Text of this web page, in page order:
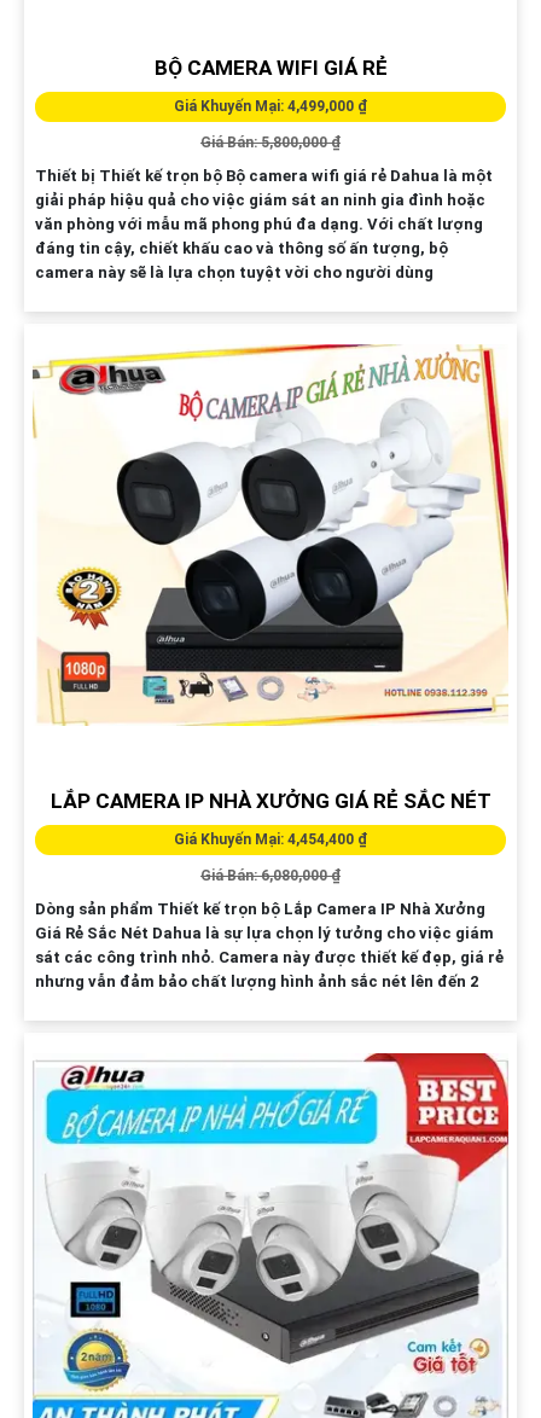
BỘ CAMERA WIFI GIÁ RẺ
Giá Khuyến Mại: 4,499,000 ₫
Giá Bán: 5,800,000 ₫
Thiết bị Thiết kế trọn bộ Bộ camera wifi giá rẻ Dahua là một
giải pháp hiệu quả cho việc giám sát an ninh gia đình hoặc
văn phòng với mẫu mã phong phú đa dạng. Với chất lượng
đáng tin cậy, chiết khấu cao và thông số ấn tượng, bộ
camera này sẽ là lựa chọn tuyệt vời cho người dùng
LẮP CAMERA IP NHÀ XƯỞNG GIÁ RẺ SẮC NÉT
Giá Khuyến Mại: 4,454,400 ₫
Giá Bán: 6,080,000 ₫
Dòng sản phẩm Thiết kế trọn bộ Lắp Camera IP Nhà Xưởng
Giá Rẻ Sắc Nét Dahua là sự lựa chọn lý tưởng cho việc giám
sát các công trình nhỏ. Camera này được thiết kế đẹp, giá rẻ
nhưng vẫn đảm bảo chất lượng hình ảnh sắc nét lên đến 2